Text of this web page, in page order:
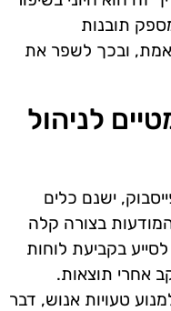
תובנות
ובכך לשפר את
לניהול
ישנם כלים
בצורה קלה
לסייע בקביעת לוחות
אחרי תוצאות.
טעויות אנוש, דבר